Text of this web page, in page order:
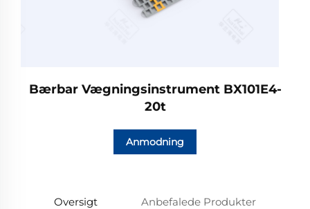
Bærbar Vægningsinstrument BX101E4-
20t
Anmodning
Oversigt Anbefalede Produkter